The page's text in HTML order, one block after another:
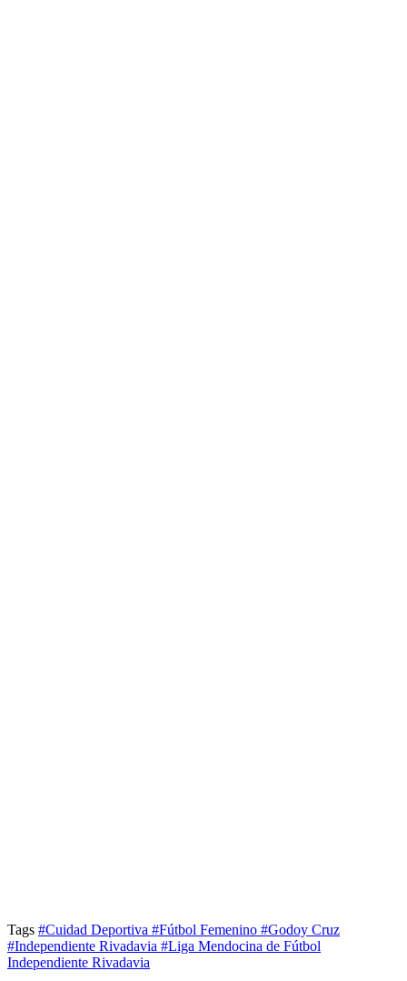
Tags #Cuidad Deportiva #Fútbol Femenino #Godoy Cruz
#Independiente Rivadavia #Liga Mendocina de Fútbol
Independiente Rivadavia